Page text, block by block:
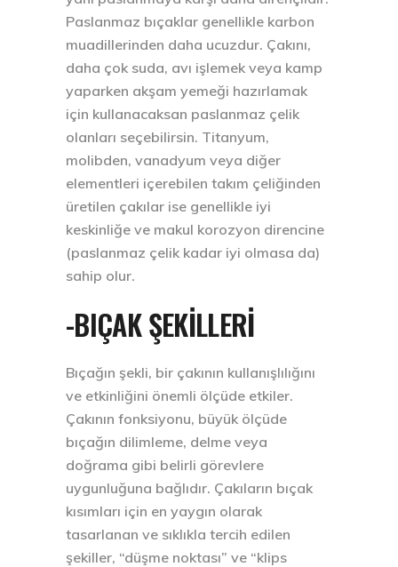
Paslanmaz bıçaklar genellikle karbon
muadillerinden daha ucuzdur. Çakını,
daha çok suda, avı işlemek veya kamp
yaparken akşam yemeği hazırlamak
için kullanacaksan paslanmaz çelik
olanları seçebilirsin. Titanyum,
molibden, vanadyum veya diğer
elementleri içerebilen takım çeliğinden
üretilen çakılar ise genellikle iyi
keskinliğe ve makul korozyon direncine
(paslanmaz çelik kadar iyi olmasa da)
sahip olur.
-BIÇAK ŞEKİLLERİ
Bıçağın şekli, bir çakının kullanışlılığını
ve etkinliğini önemli ölçüde etkiler.
Çakının fonksiyonu, büyük ölçüde
bıçağın dilimleme, delme veya
doğrama gibi belirli görevlere
uygunluğuna bağlıdır. Çakıların bıçak
kısımları için en yaygın olarak
tasarlanan ve sıklıkla tercih edilen
şekiller, “düşme noktası” ve “klips